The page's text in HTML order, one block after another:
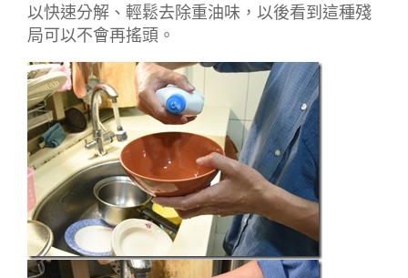
以快速分解、輕鬆去除重油味，以後看到這種殘
局可以不會再搖頭。